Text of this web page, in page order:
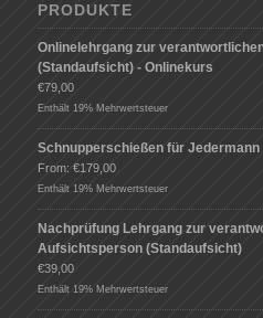
PRODUKTE
Onlinelehrgang zur
(Standaufsicht) - Onlinekurs
€79,00
Enthält 19% Mehrwertsteuer
Schnupperschießen für Jedermann
From: €179,00
Enthält 19% Mehrwertsteuer
Nachprüfung Lehrgang zur
Aufsichtsperson (Standaufsicht)
€39,00
Enthält 19% Mehrwertsteuer